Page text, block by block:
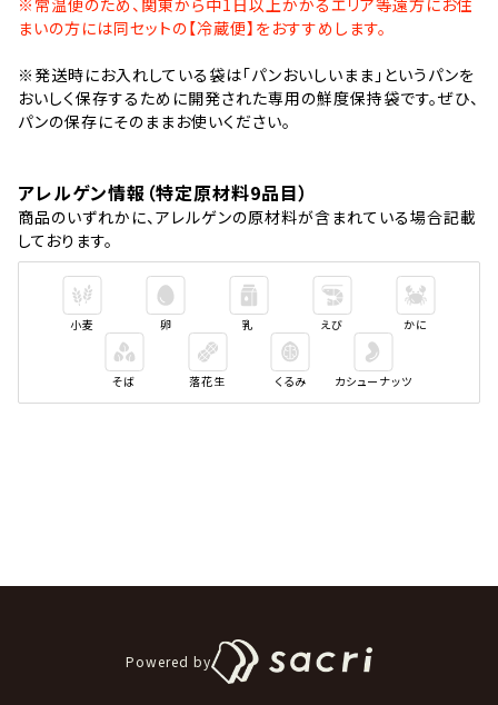
※常温便のため、関東から中1日以上かかるエリア等遠方にお住
まいの方には同セットの【冷蔵便】をおすすめします。
※発送時にお入れしている袋は「パンおいしいまま」というパンを
おいしく保存するために開発された専用の鮮度保持袋です。ぜひ、
パンの保存にそのままお使いください。
アレルゲン情報（特定原材料9品目）
商品のいずれかに、アレルゲンの原材料が含まれている場合記載
しております。
小麦 卵 乳 えび かに
そば 落花生 くるみ カシューナッツ
Powered by